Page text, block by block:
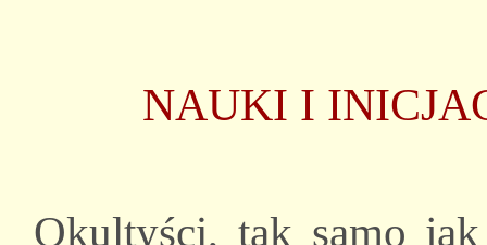
NAUKI I
Okultyści, tak samo